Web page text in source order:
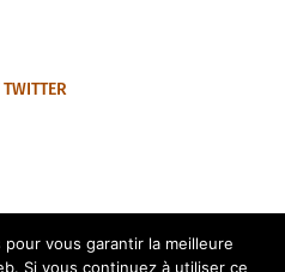
TWITTER
vous garantir la meilleure
Si vous continuez à utiliser ce